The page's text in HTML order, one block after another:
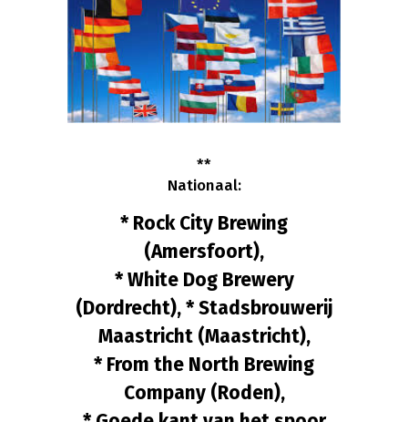
**
Nationaal:
* Rock City Brewing
(Amersfoort),
* White Dog Brewery
(Dordrecht), * Stadsbrouwerij
Maastricht (Maastricht),
* From the North Brewing
Company (Roden),